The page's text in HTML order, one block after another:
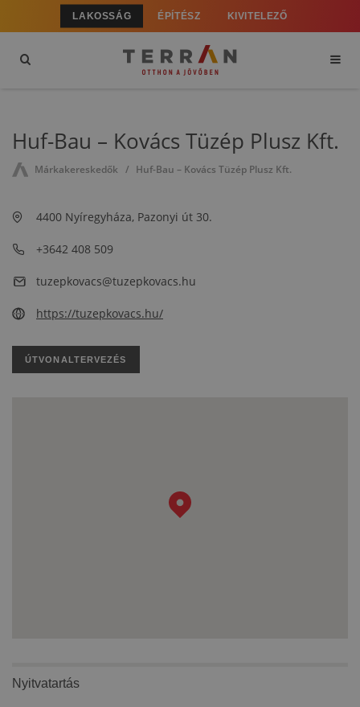
LAKOSSÁG ÉPÍTÉSZ KIVITELEZŐ
Huf-Bau – Kovács Tüzép Plusz Kft.
Márkakereskedők Huf-Bau – Kovács Tüzép Plusz Kft.
4400 Nyíregyháza, Pazonyi út 30.
+3642 408 509
tuzepkovacs@tuzepkovacs.hu
https://tuzepkovacs.hu/
ÚTVONALTERVEZÉS
Nyitvatartás